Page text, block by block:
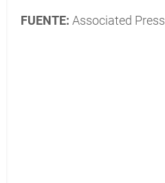
FUENTE: Associated Press